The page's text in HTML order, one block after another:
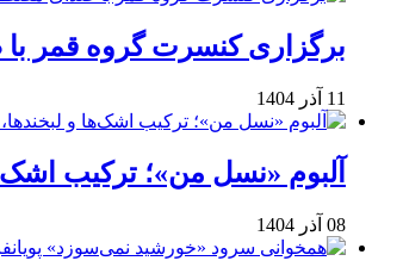
برگزاری کنسرت گروه قمر
11 آذر 1404
آلبوم «نسل من»؛ ترکیب
08 آذر 1404